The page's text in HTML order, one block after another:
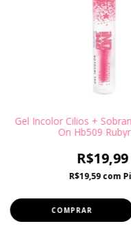
Gel Incolor Cilios +
On Hb509
R$19,99
R$19,59com